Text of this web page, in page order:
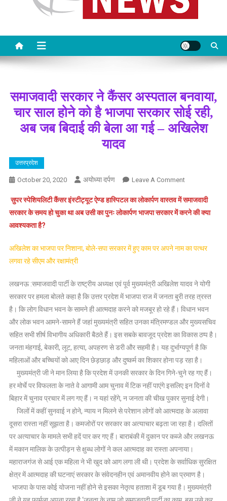
समाजवादी सरकार ने कैंसर अस्पताल बनवाया,
चार साल होने को है भाजपा सरकार सोई रही,
अब जब बिदाई की बेला आ गई – अखिलेश
यादव
उत्तरप्रदेश
October 20, 2020 अयोध्या दर्पण Leave A CommentOn
सरकार
ने
बनवाया,
होने
को
है
भाजपा
सरकार
सोई
बिदाई
की
बेला
आ
गई
–
अखिलेश
यादव
सुपर स्पेशियलिटी कैंसर इंस्टीट्यूट ऐण्ड हास्पिटल का लोकार्पण वास्तव में समाजवादी
सरकार के समय हो चुका था अब उसी का पुनः लोकार्पण भाजपा सरकार में करने की क्या
आवश्यकता है?
अखिलेश का भाजपा पर निशाना, बोले-सपा सरकार में हुए काम पर अपने नाम का पत्थर
लगवा रहे सीएम और रक्षामंत्री
लखनऊ :समाजवादी पार्टी के राष्ट्रीय अध्यक्ष एवं पूर्व मुख्यमंत्री अखिलेश यादव ने योगी
सरकार पर हमला बोलते कहा है कि उत्तर प्रदेश में भाजपा राज में जनता बुरी तरह त्रस्त
है। कि लोग विधान भवन के सामने ही आत्मदाह करने को मजबूर हो रहे हैं। विधान भवन
और लोक भवन आमने-सामने हैं जहां मुख्यमंत्री सहित उनका मंत्रिमण्डल और मुख्यसचिव
सहित सभी शीर्ष विभागीय अधिकारी बैठते हैं। इस सबके बावजूद प्रदेश का विकास ठप्प है।
जनता मंहगाई, बेकारी, लूट, हत्या, अपहरण से डरी और सहमी है। यह दुर्भाग्यपूर्ण है कि
महिलाओं और बच्चियों को आए दिन छेड़छाड़ और दुष्कर्म का शिकार होना पड़ रहा है।
मुख्यमंत्री जी ने मान लिया है कि प्रदेश में उनकी सरकार के दिन गिने-चुने रह गए हैं।
हर मोर्चे पर विफलता के नाते वे आगामी आम चुनाव में टिक नहीं पाएंगे इसलिए इन दिनों वे
बिहार में चुनाव प्रचार में लग गए हैं। न यहां रहेंगे, न जनता की चीख पुकार सुनाई देगी।
जिलों में कहीं सुनवाई न होने, न्याय न मिलने से परेशान लोगों को आत्मदाह के अलावा
दूसरा रास्ता नहीं सूझता है। कमजोरों पर सरकार का अत्याचार बढ़ता जा रहा है। दलितों
पर अत्याचार के मामले सभी हदें पार कर गए हैं। बाराबंकी में दुकान पर कब्जे और लखनऊ
में मकान मालिक के उत्पीड़न से क्षुब्ध लोगों ने कल आत्मदाह का रास्ता अपनाया।
महाराजगंज से आई एक महिला ने भी खुद को आग लगा ली थी। प्रदेश के सर्वाधिक सुरक्षित
क्षेत्र में आत्मदाह की घटनाएं सरकार के संवेदनहीन एवं अमानवीय होने का प्रमाण है।
भाजपा के पास कोई योजना नहीं होने से इसका नेतृत्व हताशा में डूब गया है। मुख्यमंत्री